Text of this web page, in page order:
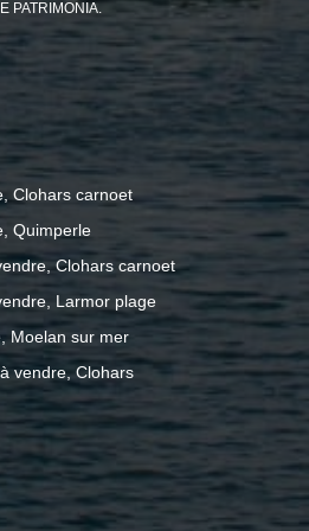
PATRIMONIA.
Clohars carnoet
Quimperle
Clohars carnoet
Larmor plage
Moelan sur mer
vendre, Clohars